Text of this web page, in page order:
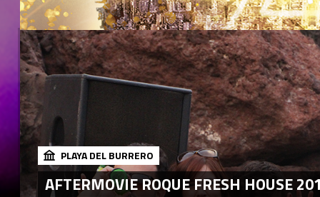
PLAYA DEL BURRERO
AFTERMOVIE ROQUE FRESH HOUSE